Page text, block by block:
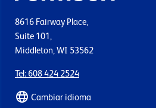
8616 Fairway Place,
Suite 101,
Middleton, WI 53562
Tel: 608 424 2524
Cambiar idioma